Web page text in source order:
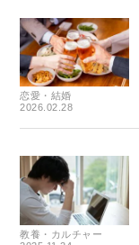
恋愛・結婚
2026.02.28
教養・カルチャー